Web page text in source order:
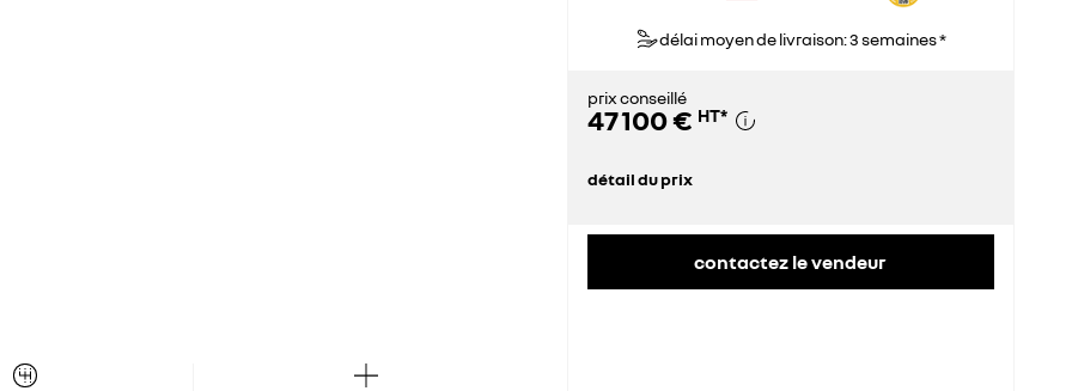
délai moyen de livraison: 3 semaines *
prix conseillé
47 100 € HT*
détail du prix
contactez le vendeur